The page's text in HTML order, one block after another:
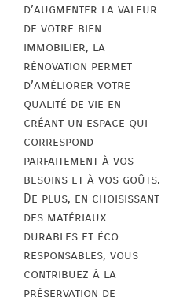
d’augmenter la valeur
de votre bien
immobilier, la
rénovation permet
d’améliorer votre
qualité de vie en
créant un espace qui
correspond
parfaitement à vos
besoins et à vos goûts.
De plus, en choisissant
des matériaux
durables et éco-
responsables, vous
contribuez à la
préservation de